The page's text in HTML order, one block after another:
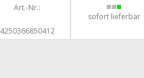
Art.-Nr.:
4250366850412
sofort lieferbar